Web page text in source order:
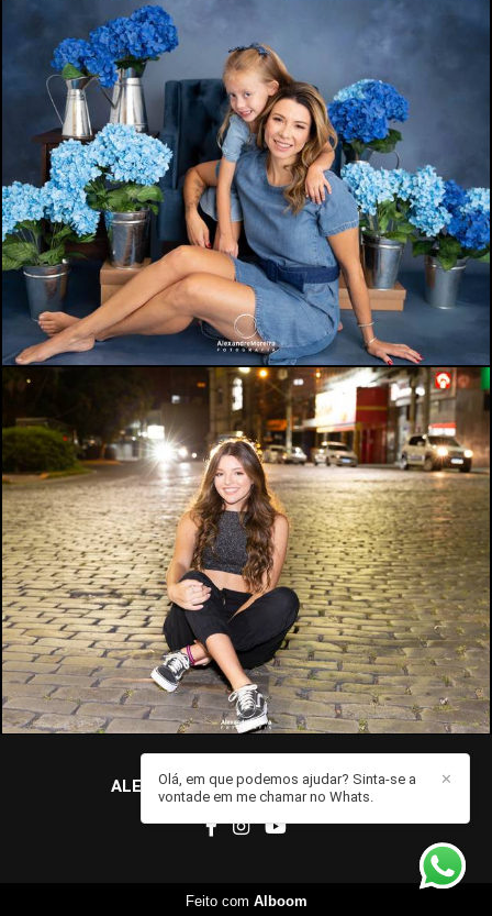
1076 0
1167 0
ALEXANDRE MOREIRA/ CONTATO ✕
Olá, em que podemos ajudar? Sinta-se a
vontade em me chamar no Whats.
Feito com Alboom